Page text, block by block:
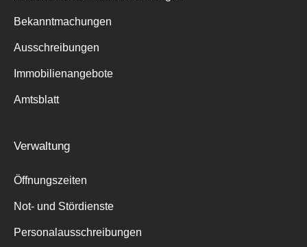
Bekanntmachungen
Ausschreibungen
Immobilienangebote
Amtsblatt
Verwaltung
Öffnungszeiten
Not- und Stördienste
Personalausschreibungen